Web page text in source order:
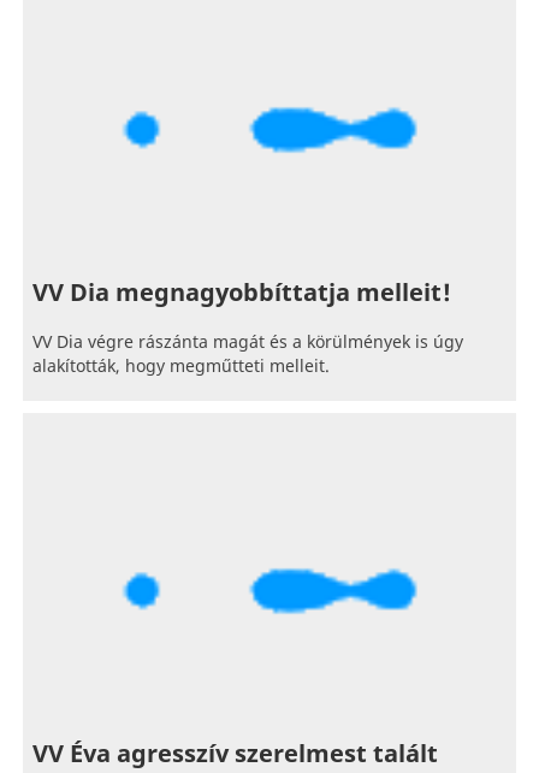
VV Dia megnagyobbíttatja melleit!
VV Dia végre rászánta magát és a körülmények is úgy
alakították, hogy megműtteti melleit.
VV Éva agresszív szerelmest talált